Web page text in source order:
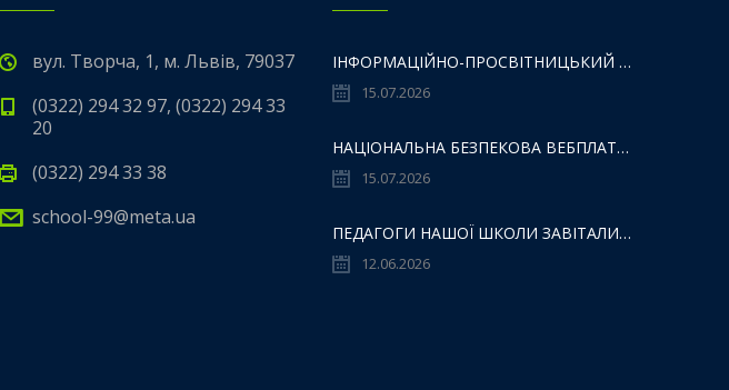
вул. Творча, 1, м. Львів, 79037
(0322) 294 32 97, (0322) 294 33
20
(0322) 294 33 38
school-99@meta.ua
ІНФОРМАЦІЙНО-ПРОСВІТНИЦЬКИЙ ГАЙД «НМТ – НЕ МЕЖА ТВОЇХ МОЖЛИВОСТЕЙ».
15.07.2026
НАЦІОНАЛЬНА БЕЗПЕКОВА ВЕБПЛАТФОРМИ «101: ПРОСТІР БЕЗПЕКИ ДЛЯ ДІТЕЙ,БАТЬКІВ ТА ОСВІТЯН»:
15.07.2026
ПЕДАГОГИ НАШОЇ ШКОЛИ ЗАВІТАЛИ ДО ZENYK ART GALLERY
12.06.2026